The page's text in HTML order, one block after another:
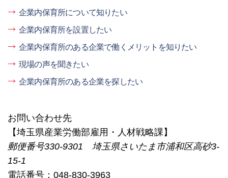
企業内保育所について知りたい
企業内保育所を設置したい
企業内保育所のある企業で働くメリットを知りたい
現場の声を聞きたい
企業内保育所のある企業を探したい
お問い合わせ先
【埼玉県産業労働部雇用・人材戦略課】
郵便番号330-9301 埼玉県さいたま市浦和区高砂3-
15-1
電話番号：048-830-3963